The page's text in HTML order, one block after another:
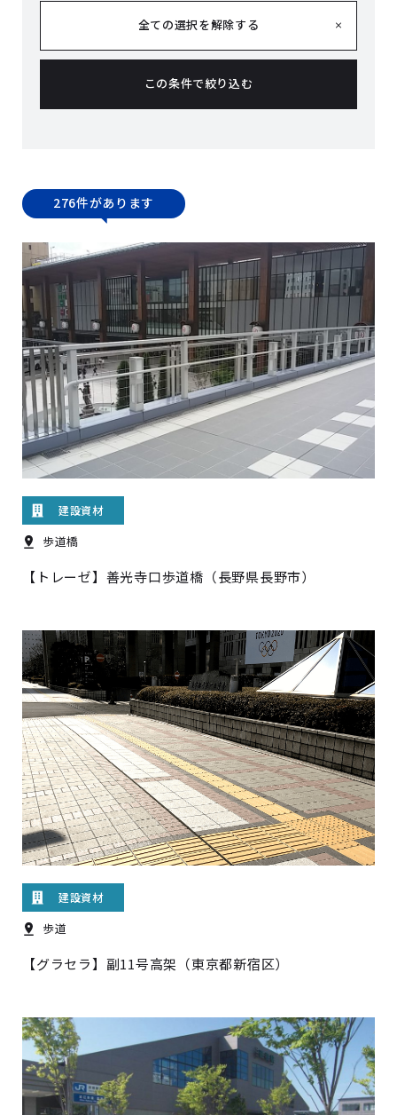
全ての選択を解除する
この条件で絞り込む
276件があります
建設資材
歩道橋
【トレーゼ】善光寺口歩道橋（長野県長野市）
建設資材
歩道
【グラセラ】副11号高架（東京都新宿区）